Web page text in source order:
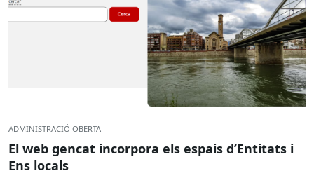
ADMINISTRACIÓ OBERTA
El web gencat incorpora els espais d’Entitats i
Ens locals